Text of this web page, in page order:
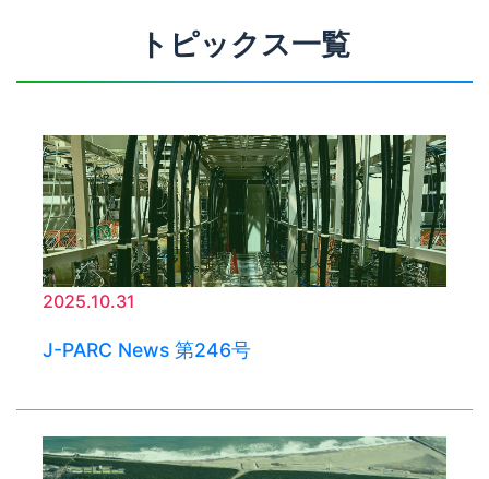
トピックス一覧
2025.10.31
J-PARC News 第246号